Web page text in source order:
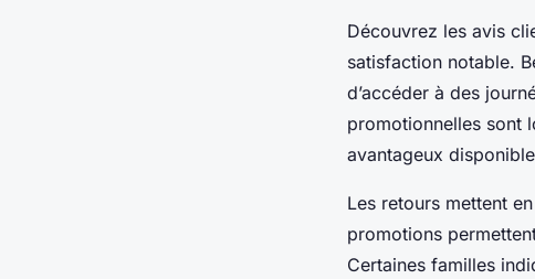
Découvrez les avis
satisfaction notable.
d’accéder à des
promotionnelles sont
avantageux
Les retours mettent
promotions
Certaines familles